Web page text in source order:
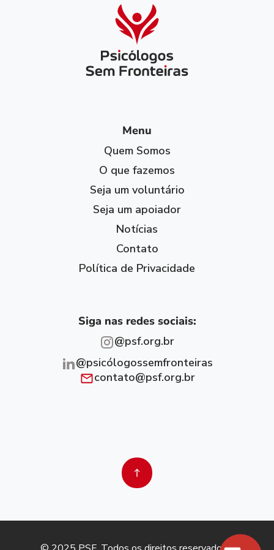
Menu
Quem Somos
O que fazemos
Seja um voluntário
Seja um apoiador
Notícias
Contato
Política de Privacidade
Siga nas redes sociais:
@psf.org.br
@psicólogossemfronteiras
contato@psf.org.br